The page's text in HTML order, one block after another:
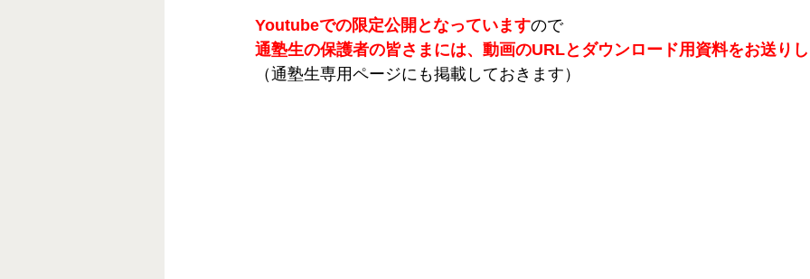
Youtubeでの限定公開となっていますので
通塾生の保護者の皆さまには、動画のURLとダウンロード用資料をお送り
（通塾生専用ページにも掲載しておきます）